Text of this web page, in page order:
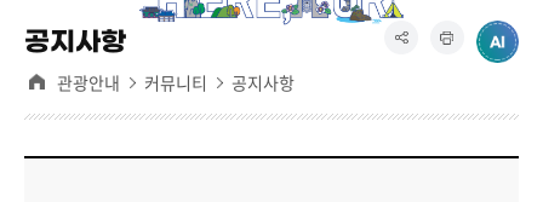
공지사항
관광안내 커뮤니티 공지사항